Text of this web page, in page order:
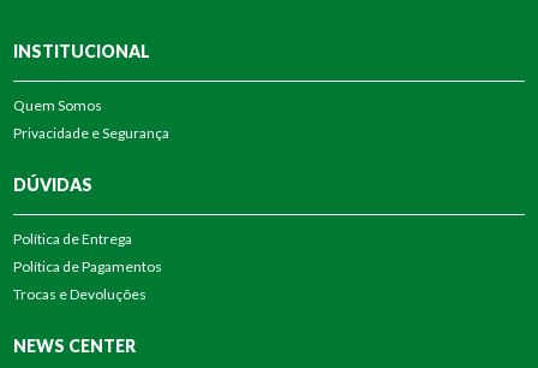
INSTITUCIONAL
Quem Somos
Privacidade e Segurança
DÚVIDAS
Política de Entrega
Política de Pagamentos
Trocas e Devoluções
NEWS CENTER